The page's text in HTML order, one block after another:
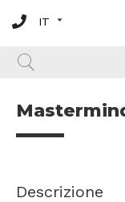
Descrizione